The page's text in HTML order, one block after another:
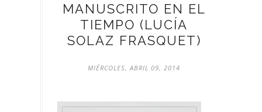
MANUSCRITO EN EL
TIEMPO (LUCÍA
SOLAZ FRASQUET)
MIÉRCOLES, ABRIL 09, 2014